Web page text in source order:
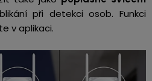
při detekci osob. Funkci
v aplikaci.